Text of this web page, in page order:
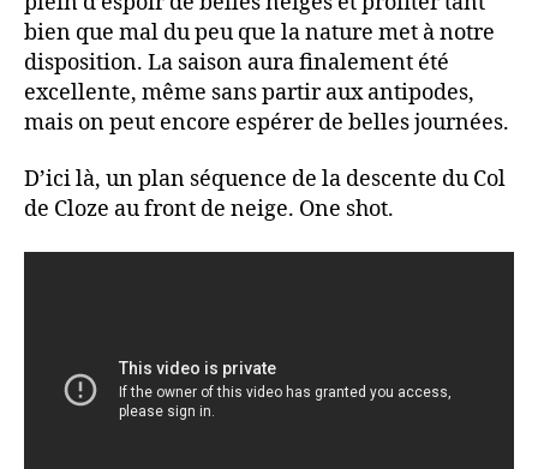
bien que mal du peu que la nature met à notre
disposition. La saison aura finalement été
excellente, même sans partir aux antipodes,
mais on peut encore espérer de belles journées.
D’ici là, un plan séquence de la descente du Col
de Cloze au front de neige. One shot.